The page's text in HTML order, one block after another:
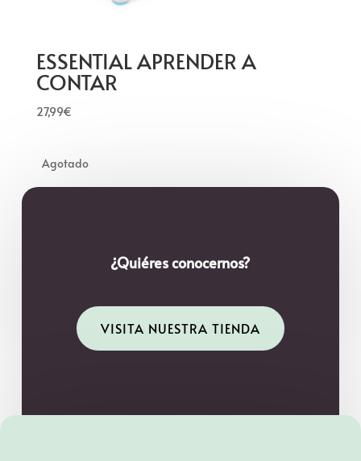
ESSENTIAL APRENDER A
CONTAR
27,99€
¿Quiéres conocernos?
VISITA NUESTRA TIENDA